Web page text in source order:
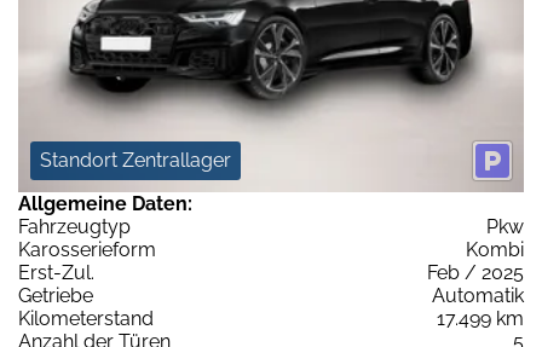
Standort Zentrallager
Allgemeine Daten:
Fahrzeugtyp
Pkw
Karosserieform
Kombi
Erst-Zul.
Feb / 2025
Getriebe
Automatik
Kilometerstand
17.499 km
Anzahl der Türen
5